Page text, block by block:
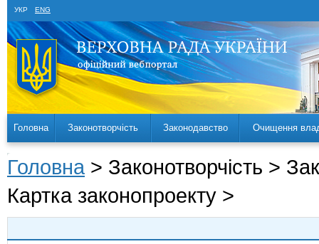
УКР ENG
Головна Законотворчість Законодавство Очищення
Головна > Законотворчість >
Картка законопроекту >